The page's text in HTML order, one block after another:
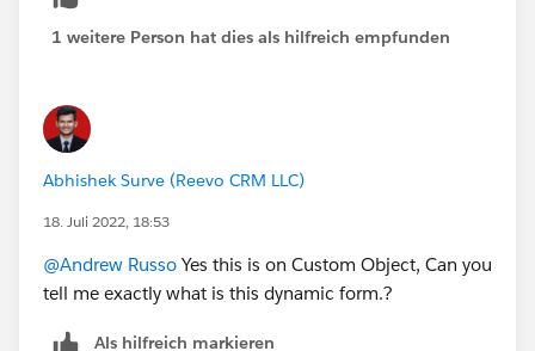
1 weitere Person hat dies als hilfreich empfunden
Abhishek Surve (Reevo CRM LLC)
18. Juli 2022, 18:53
@Andrew Russo Yes this is on Custom Object, Can you
tell me exactly what is this dynamic form.?
Als hilfreich markieren